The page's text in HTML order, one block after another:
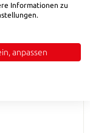
Informationen zu
anpassen